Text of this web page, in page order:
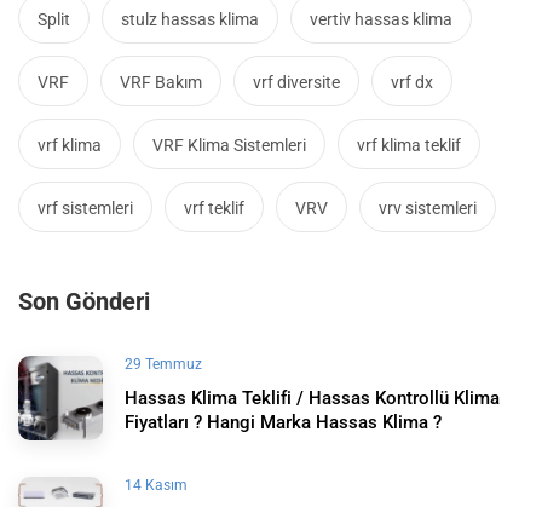
Split stulz hassas klima vertiv hassas klima
VRF VRF Bakım vrf diversite vrf dx
vrf klima VRF Klima Sistemleri vrf klima teklif
vrf sistemleri vrf teklif VRV vrv sistemleri
Son Gönderi
29 Temmuz
Hassas Klima Teklifi / Hassas Kontrollü Klima
Fiyatları ? Hangi Marka Hassas Klima ?
14 Kasım